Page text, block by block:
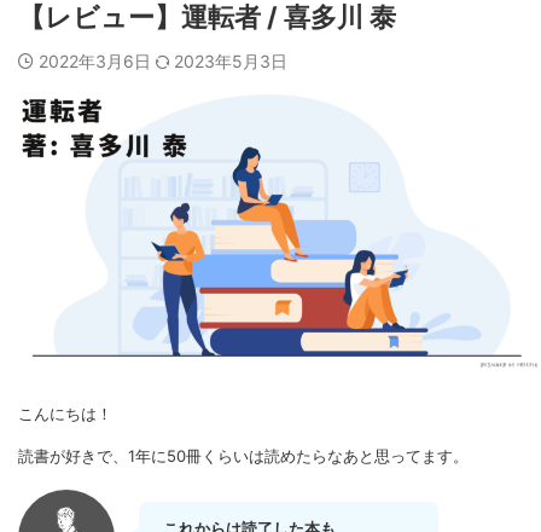
【レビュー】運転者 / 喜多川 泰
2022年3月6日 2023年5月3日
こんにちは！
読書が好きで、1年に50冊くらいは読めたらなあと思ってます。